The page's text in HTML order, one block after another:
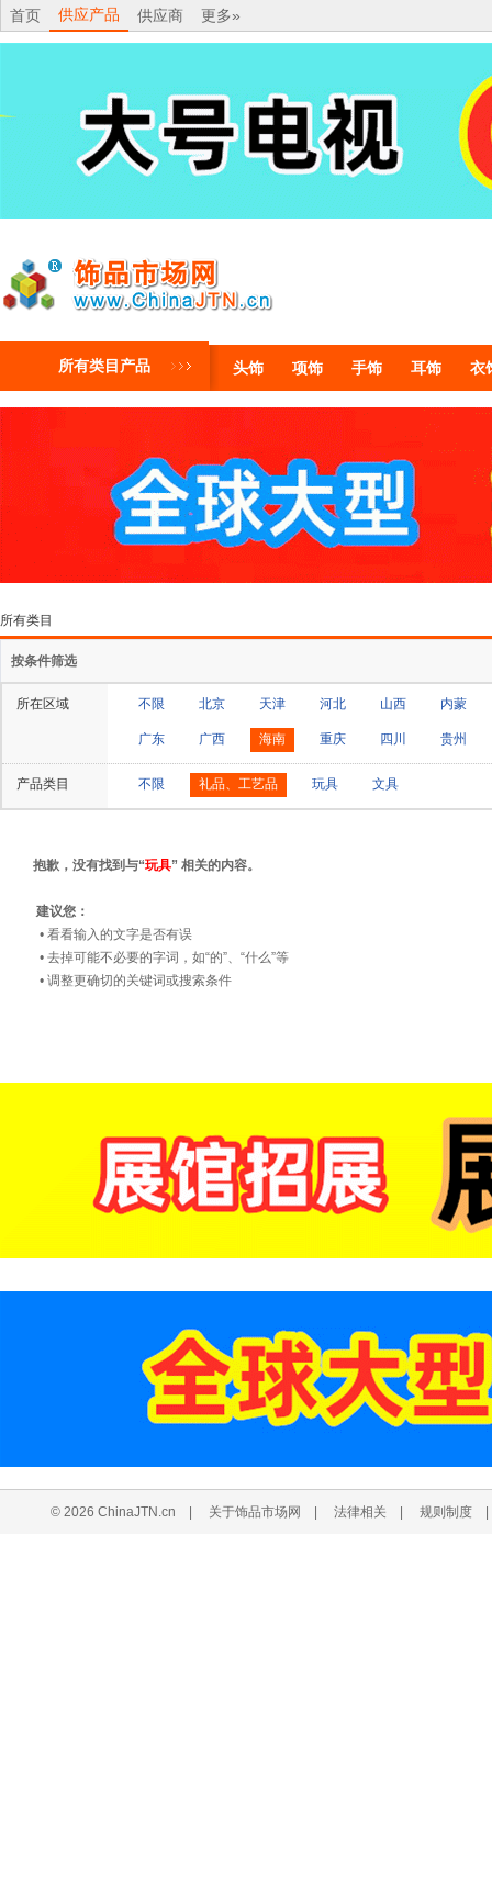
首页 供应产品 供应商 更多»
所有类目产品 头饰 项饰 手饰 耳饰 衣
所有类目
按条件筛选
所在区域 不限 北京 天津 河北 山西 内蒙
广东 广西 海南 重庆 四川 贵州
产品类目 不限 礼品、工艺品 玩具 文具
抱歉，没有找到与“玩具” 相关的内容。
建议您：
• 看看输入的文字是否有误
• 去掉可能不必要的字词，如“的”、“什么”等
• 调整更确切的关键词或搜索条件
© 2026 ChinaJTN.cn 关于饰品市场网 法律相关 规则制度